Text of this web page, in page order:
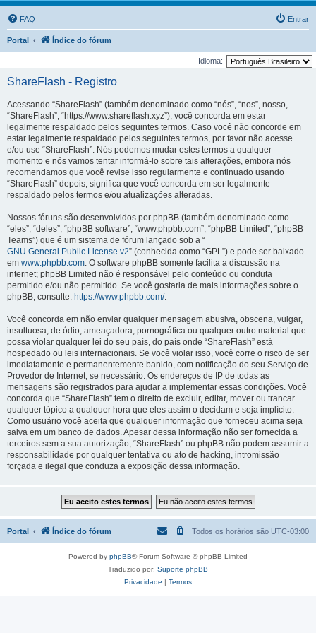
FAQ Entrar
Portal Índice do fórum
Idioma:
ShareFlash - Registro
Acessando “ShareFlash” (também denominado como “nós”, “nos”, nosso,
“ShareFlash”, “https://www.shareflash.xyz”), você concorda em estar
legalmente respaldado pelos seguintes termos. Caso você não concorde em
estar legalmente respaldado pelos seguintes termos, por favor não acesse
e/ou use “ShareFlash”. Nós podemos mudar estes termos a qualquer
momento e nós vamos tentar informá-lo sobre tais alterações, embora nós
recomendamos que você revise isso regularmente e continuado usando
“ShareFlash” depois, significa que você concorda em ser legalmente
respaldado pelos termos e/ou atualizações alteradas.
Nossos fóruns são desenvolvidos por phpBB (também denominado como
“eles”, “deles”, “phpBB software”, “www.phpbb.com”, “phpBB Limited”, “phpBB
Teams”) que é um sistema de fórum lançado sob a “
GNU General Public License v2” (conhecida como “GPL”) e pode ser baixado
em www.phpbb.com. O software phpBB somente facilita a discussão na
internet; phpBB Limited não é responsável pelo conteúdo ou conduta
permitido e/ou não permitido. Se você gostaria de mais informações sobre o
phpBB, consulte: https://www.phpbb.com/.
Você concorda em não enviar qualquer mensagem abusiva, obscena, vulgar,
insultuosa, de ódio, ameaçadora, pornográfica ou qualquer outro material que
possa violar qualquer lei do seu país, do país onde “ShareFlash” está
hospedado ou leis internacionais. Se você violar isso, você corre o risco de ser
imediatamente e permanentemente banido, com notificação do seu Serviço de
Provedor de Internet, se necessário. Os endereços de IP de todas as
mensagens são registrados para ajudar a implementar essas condições. Você
concorda que “ShareFlash” tem o direito de excluir, editar, mover ou trancar
qualquer tópico a qualquer hora que eles assim o decidam e seja implícito.
Como usuário você aceita que qualquer informação que forneceu acima seja
salva em um banco de dados. Apesar dessa informação não ser fornecida a
terceiros sem a sua autorização, “ShareFlash” ou phpBB não podem assumir a
responsabilidade por qualquer tentativa ou ato de hacking, intromissão
forçada e ilegal que conduza a exposição dessa informação.
Portal Índice do fórum Todos os horários são UTC-03:00
Powered by phpBB® Forum Software © phpBB Limited
Traduzido por: Suporte phpBB
Privacidade | Termos